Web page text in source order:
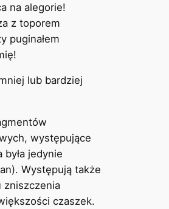
na alegorie!
z toporem
puginałem
lub bardziej
występujące
jedynie
Występują także
zniszczenia
czaszek.